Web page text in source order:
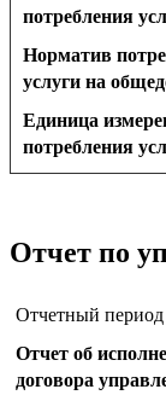
потребления
Норматив
услуги на
Единица
потребления
Отчет по
Отчетный
Отчет об
договора